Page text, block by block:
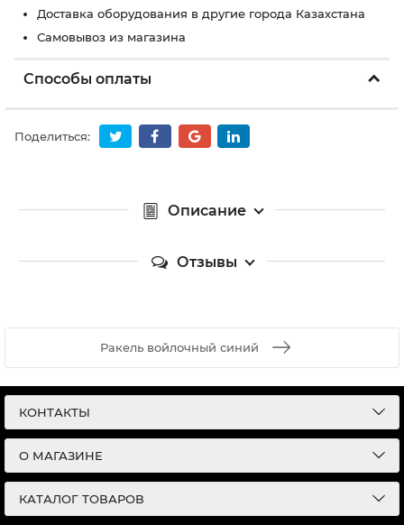
Доставка оборудования в другие города Казахстана
Самовывоз из магазина
Способы оплаты
Поделиться:
Описание
Отзывы
Ракель войлочный синий
КОНТАКТЫ
О МАГАЗИНЕ
КАТАЛОГ ТОВАРОВ